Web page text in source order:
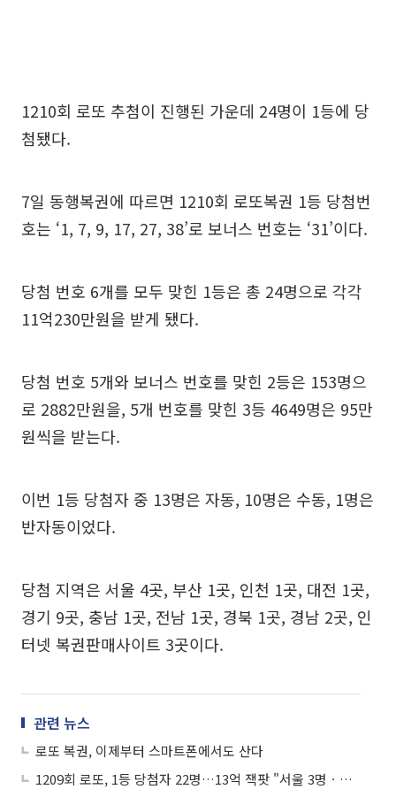
1210회 로또 추첨이 진행된 가운데 24명이 1등에 당
첨됐다.
7일 동행복권에 따르면 1210회 로또복권 1등 당첨번
호는 ‘1, 7, 9, 17, 27, 38’로 보너스 번호는 ‘31’이다.
당첨 번호 6개를 모두 맞힌 1등은 총 24명으로 각각
11억230만원을 받게 됐다.
당첨 번호 5개와 보너스 번호를 맞힌 2등은 153명으
로 2882만원을, 5개 번호를 맞힌 3등 4649명은 95만
원씩을 받는다.
이번 1등 당첨자 중 13명은 자동, 10명은 수동, 1명은
반자동이었다.
당첨 지역은 서울 4곳, 부산 1곳, 인천 1곳, 대전 1곳,
경기 9곳, 충남 1곳, 전남 1곳, 경북 1곳, 경남 2곳, 인
터넷 복권판매사이트 3곳이다.
관련 뉴스
로또 복권, 이제부터 스마트폰에서도 산다
1209회 로또, 1등 당첨자 22명…13억 잭팟 "서울 3명ㆍ경기 7명ㆍ광주 2곳"